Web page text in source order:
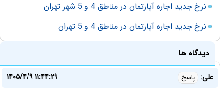
نرخ جدید اجاره آپارتمان در مناطق 4 و 5 شهر تهران
نرخ جدید اجاره آپارتمان در مناطق 4 و 5 تهران
دیدگاه ها
علی: پاسخ
۱۴۰۵/۴/۹ ۱۱:۴۴:۲۹